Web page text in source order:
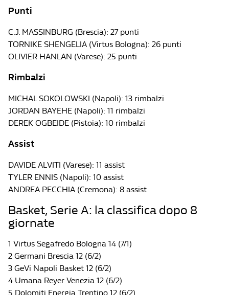
Punti
C.J. MASSINBURG (Brescia): 27 punti
TORNIKE SHENGELIA (Virtus Bologna): 26 punti
OLIVIER HANLAN (Varese): 25 punti
Rimbalzi
MICHAL SOKOLOWSKI (Napoli): 13 rimbalzi
JORDAN BAYEHE (Napoli): 11 rimbalzi
DEREK OGBEIDE (Pistoia): 10 rimbalzi
Assist
DAVIDE ALVITI (Varese): 11 assist
TYLER ENNIS (Napoli): 10 assist
ANDREA PECCHIA (Cremona): 8 assist
Basket, Serie A: la classifica dopo 8
giornate
1 Virtus Segafredo Bologna 14 (7/1)
2 Germani Brescia 12 (6/2)
3 GeVi Napoli Basket 12 (6/2)
4 Umana Reyer Venezia 12 (6/2)
5 Dolomiti Energia Trentino 12 (6/2)